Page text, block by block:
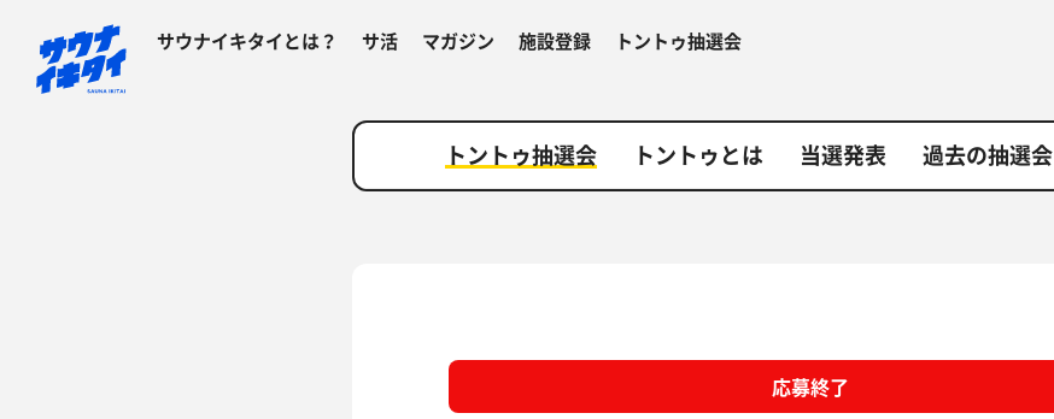
サウナイキタイとは？ サ活 マガジン 施設登録 トントゥ抽選会
トントゥ抽選会 トントゥとは 当選発表 過去の抽選会
応募終了